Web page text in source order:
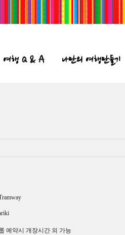
여행 Q & A 나만의 여행만들기
예약시 개장시간 외 가능